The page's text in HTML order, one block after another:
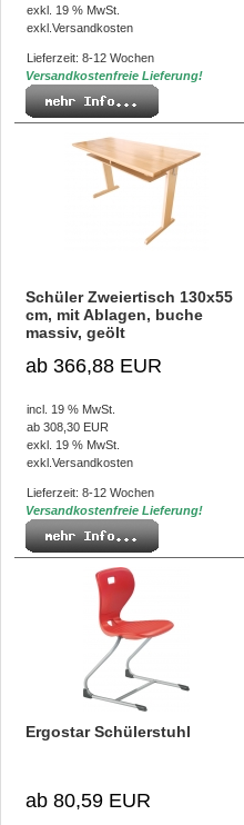
exkl. 19 % MwSt.
exkl. Versandkosten
Lieferzeit: 8-12 Wochen
Versandkostenfreie Lieferung!
Schüler Zweiertisch 130x55
cm, mit Ablagen, buche
massiv, geölt
ab 366,88 EUR
incl. 19 % MwSt.
ab 308,30 EUR
exkl. 19 % MwSt.
exkl. Versandkosten
Lieferzeit: 8-12 Wochen
Versandkostenfreie Lieferung!
Ergostar Schülerstuhl
ab 80,59 EUR